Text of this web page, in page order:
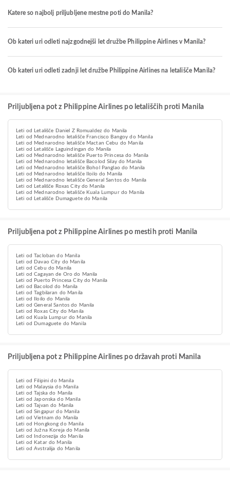
Katere so najbolj priljubljene mestne poti do Manila?
Ob kateri uri odleti najzgodnejši let družbe Philippine Airlines v Manila?
Ob kateri uri odleti zadnji let družbe Philippine Airlines na letališče Manila?
Priljubljena pot z Philippine Airlines po letališčih proti Manila
Leti od Letališče Daniel Z Romualdez do Manila
Leti od Mednarodno letališče Francisco Bangoy do Manila
Leti od Mednarodno letališče Mactan Cebu do Manila
Leti od Letališče Laguindingan do Manila
Leti od Mednarodno letališče Puerto Princesa do Manila
Leti od Mednarodno letališče Bacolod Silay do Manila
Leti od Mednarodno letališče Bohol Panglao do Manila
Leti od Mednarodno letališče Iloilo do Manila
Leti od Mednarodno letališče General Santos do Manila
Leti od Letališče Roxas City do Manila
Leti od Mednarodno letališče Kuala Lumpur do Manila
Leti od Letališče Dumaguete do Manila
Priljubljena pot z Philippine Airlines po mestih proti Manila
Leti od Tacloban do Manila
Leti od Davao City do Manila
Leti od Cebu do Manila
Leti od Cagayan de Oro do Manila
Leti od Puerto Princesa City do Manila
Leti od Bacolod do Manila
Leti od Tagbilaran do Manila
Leti od Iloilo do Manila
Leti od General Santos do Manila
Leti od Roxas City do Manila
Leti od Kuala Lumpur do Manila
Leti od Dumaguete do Manila
Priljubljena pot z Philippine Airlines po državah proti Manila
Leti od Filipini do Manila
Leti od Malaysia do Manila
Leti od Tajska do Manila
Leti od Japonska do Manila
Leti od Tajvan do Manila
Leti od Singapur do Manila
Leti od Vietnam do Manila
Leti od Hongkong do Manila
Leti od Južna Koreja do Manila
Leti od Indonezija do Manila
Leti od Katar do Manila
Leti od Avstralija do Manila